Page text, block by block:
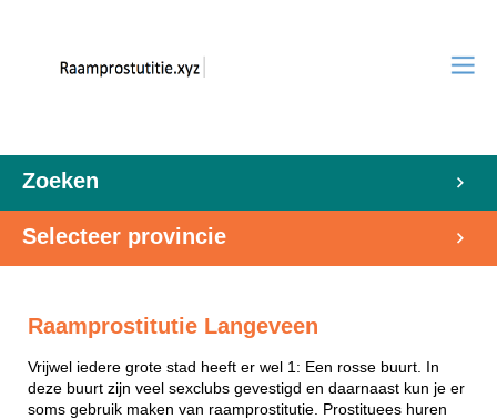
Zoeken
Selecteer provincie
Raamprostitutie Langeveen
Vrijwel iedere grote stad heeft er wel 1: Een rosse buurt. In
deze buurt zijn veel sexclubs gevestigd en daarnaast kun je er
soms gebruik maken van raamprostitutie. Prostituees huren